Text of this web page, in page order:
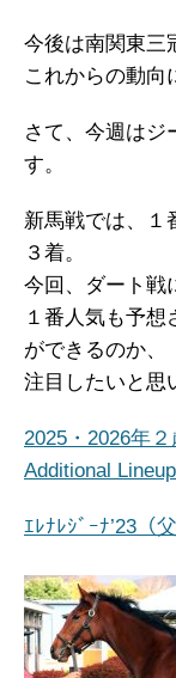
今後は南関東三
これからの動向
さて、今週はジ
す。
新馬戦では、１
３着。
今回、ダート戦
１番人気も予想
ができるのか、
注目したいと思
2025・2026年
Additional
ｴﾚﾅﾚｼﾞｰﾅ’23（